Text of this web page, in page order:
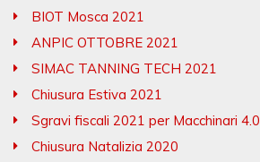
BIOT Mosca 2021
ANPIC OTTOBRE 2021
SIMAC TANNING TECH 2021
Chiusura Estiva 2021
Sgravi fiscali 2021 per Macchinari 4.0
Chiusura Natalizia 2020